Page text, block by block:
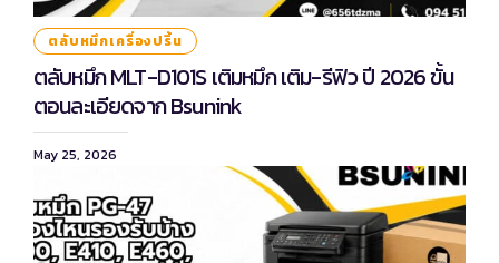
ตลับหมึกเครื่องปริ้น
ตลับหมึก MLT-D101S เติมหมึก เติม-รีฟิว ปี 2026 ขั้น
ตอนละเอียดจาก Bsunink
May 25, 2026